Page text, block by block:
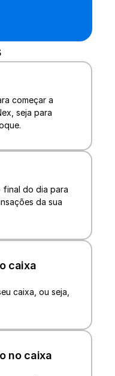
começar a
seja para
final do dia para
da sua
caixa
caixa, ou seja,
no caixa